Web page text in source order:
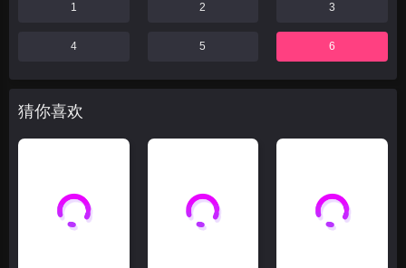
1 2 3
4 5 6
猜你喜欢